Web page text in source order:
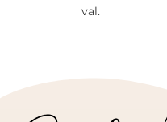
val.